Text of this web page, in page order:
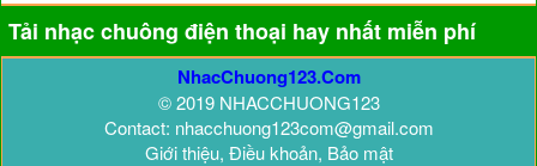
Tải nhạc chuông điện thoại hay nhất miễn phí
NhacChuong123.Com
© 2019 NHACCHUONG123
Contact: nhacchuong123com@gmail.com
Giới thiệu, Điều khoản, Bảo mật